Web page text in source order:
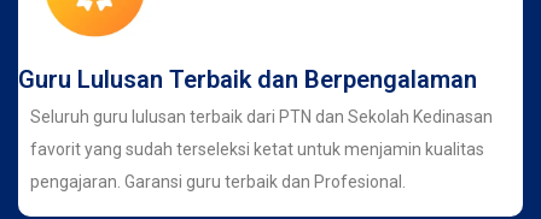
Guru Lulusan Terbaik dan Berpengalaman
Seluruh guru lulusan terbaik dari PTN dan Sekolah Kedinasan
favorit yang sudah terseleksi ketat untuk menjamin kualitas
pengajaran. Garansi guru terbaik dan Profesional.